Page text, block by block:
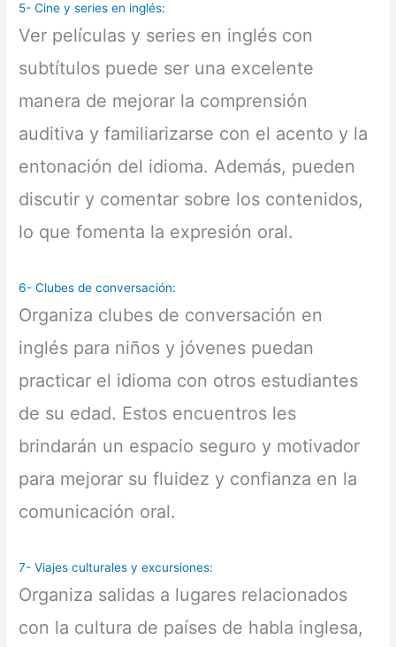
5- Cine y series en inglés:
Ver películas y series en inglés con
subtítulos puede ser una excelente
manera de mejorar la comprensión
auditiva y familiarizarse con el acento y la
entonación del idioma. Además, pueden
discutir y comentar sobre los contenidos,
lo que fomenta la expresión oral.
6- Clubes de conversación:
Organiza clubes de conversación en
inglés para niños y jóvenes puedan
practicar el idioma con otros estudiantes
de su edad. Estos encuentros les
brindarán un espacio seguro y motivador
para mejorar su fluidez y confianza en la
comunicación oral.
7- Viajes culturales y excursiones:
Organiza salidas a lugares relacionados
con la cultura de países de habla inglesa,